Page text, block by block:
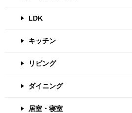
LDK
キッチン
リビング
ダイニング
居室・寝室